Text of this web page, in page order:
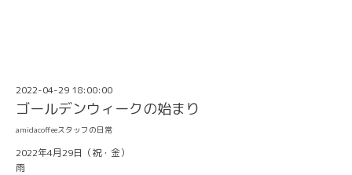
2022-04-29 18:00:00
ゴールデンウィークの始まり
amidacoffeeスタッフの日常
2022年4月29日（祝・金）
雨